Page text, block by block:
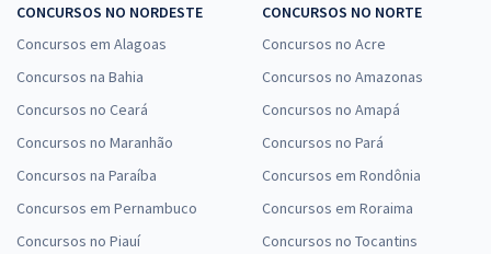
CONCURSOS NO NORDESTE
Concursos em Alagoas
Concursos na Bahia
Concursos no Ceará
Concursos no Maranhão
Concursos na Paraíba
Concursos em Pernambuco
Concursos no Piauí
CONCURSOS NO NORTE
Concursos no Acre
Concursos no Amazonas
Concursos no Amapá
Concursos no Pará
Concursos em Rondônia
Concursos em Roraima
Concursos no Tocantins